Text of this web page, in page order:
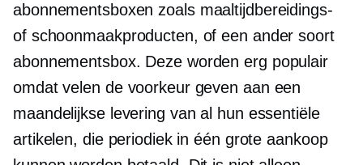
abonnementsboxen zoals maaltijdbereidings-
of schoonmaakproducten, of een ander soort
abonnementsbox. Deze worden erg populair
omdat velen de voorkeur geven aan een
maandelijkse levering van al hun essentiële
artikelen, die periodiek in één grote aankoop